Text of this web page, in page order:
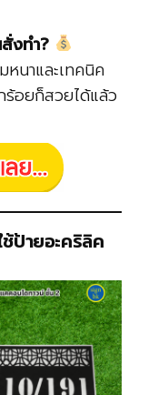
งทำ?
นาและเทคนิค
อยก็สวยได้แล้ว
ป้ายอะคริลิค